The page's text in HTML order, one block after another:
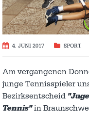
4. JUNI 2017 SPORT
Am vergangenen
junge Tennisspieler
Bezirksentscheid
Tennis"in